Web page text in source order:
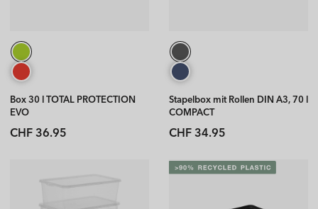
Box 30 l TOTAL PROTECTION
EVO
Normaler
CHF 36.95
Stapelbox mit Rollen DIN A3, 70 l
COMPACT
Normaler
CHF 34.95